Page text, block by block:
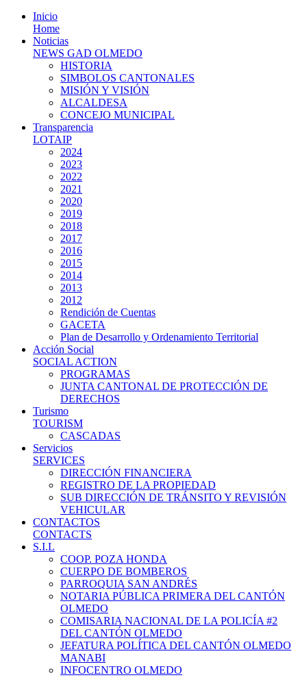
Inicio
Home
Noticias
NEWS GAD OLMEDO
HISTORIA
SIMBOLOS CANTONALES
MISIÓN Y VISIÓN
ALCALDESA
CONCEJO MUNICIPAL
Transparencia
LOTAIP
2024
2023
2022
2021
2020
2019
2018
2017
2016
2015
2014
2013
2012
Rendición de Cuentas
GACETA
Plan de Desarrollo y Ordenamiento Territorial
Acción Social
SOCIAL ACTION
PROGRAMAS
JUNTA CANTONAL DE PROTECCIÓN DE
DERECHOS
Turismo
TOURISM
CASCADAS
Servicios
SERVICES
DIRECCIÓN FINANCIERA
REGISTRO DE LA PROPIEDAD
SUB DIRECCIÓN DE TRÁNSITO Y REVISIÓN
VEHICULAR
CONTACTOS
CONTACTS
S.I.L
COOP. POZA HONDA
CUERPO DE BOMBEROS
PARROQUIA SAN ANDRÉS
NOTARIA PÚBLICA PRIMERA DEL CANTÓN
OLMEDO
COMISARIA NACIONAL DE LA POLICÍA #2
DEL CANTÓN OLMEDO
JEFATURA POLÍTICA DEL CANTÓN OLMEDO
MANABI
INFOCENTRO OLMEDO